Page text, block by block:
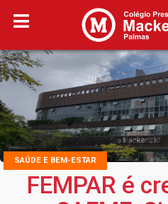
SAÚDE E BEM-ESTAR
FEMPAR é